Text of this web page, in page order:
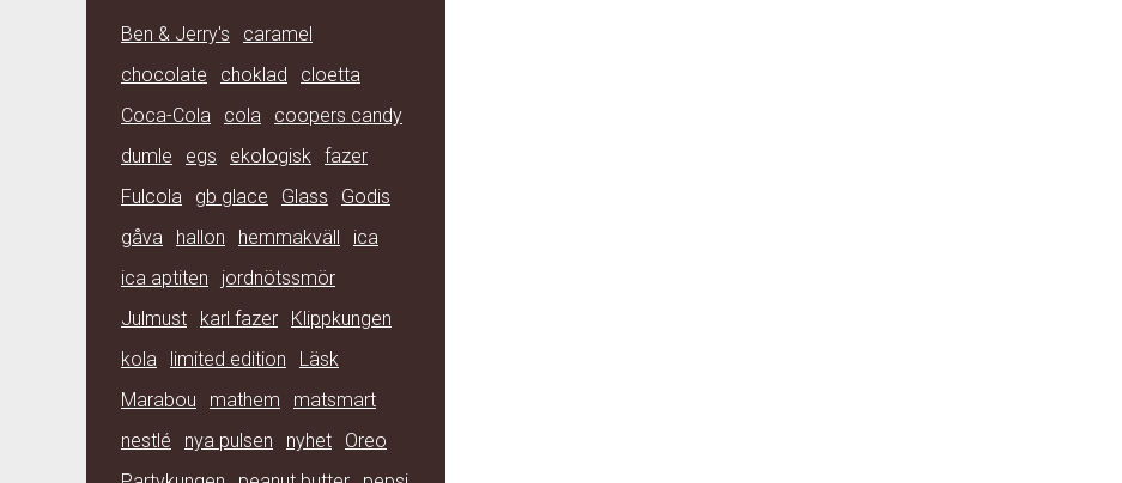
Ben & Jerry's
caramel
chocolate
choklad
cloetta
Coca-Cola
cola
coopers candy
dumle
egs ekologisk fazer
Fulcola
gb glace Glass
Godis
gåva
hallon hemmakväll
ica
ica aptiten
jordnötssmör
Julmust
karl fazer
Klippkungen
kola
limited edition
Läsk
Marabou
mathem
matsmart
nestlé
nya pulsen nyhet
Oreo